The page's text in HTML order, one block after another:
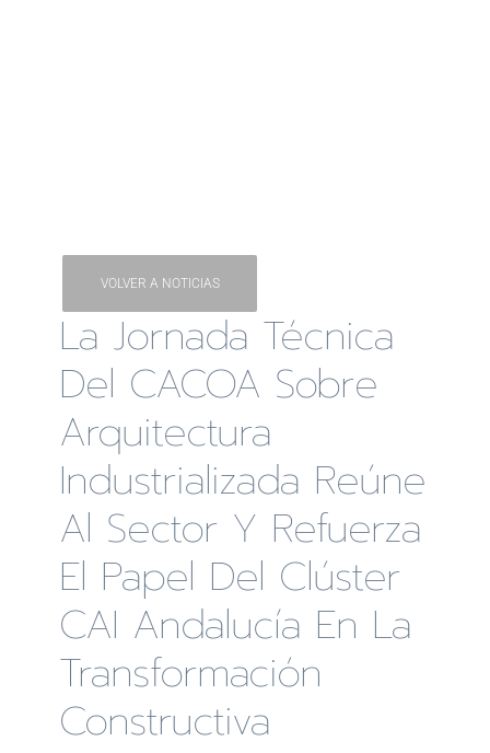
VOLVER A NOTICIAS
La Jornada Técnica
Del CACOA Sobre
Arquitectura
Industrializada Reúne
Al Sector Y Refuerza
El Papel Del Clúster
CAI Andalucía En La
Transformación
Constructiva